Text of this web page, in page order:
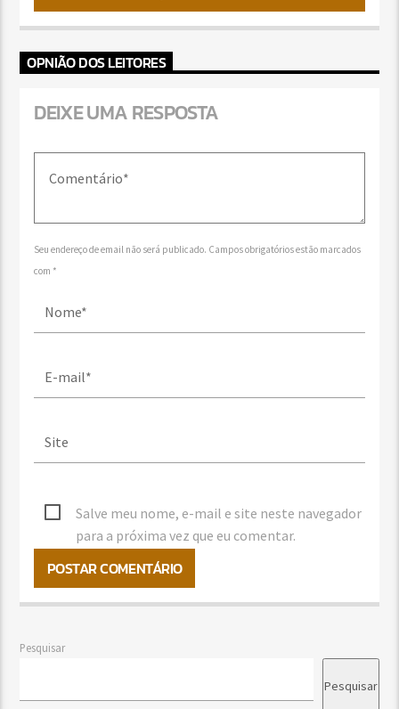
OPNIÃO DOS LEITORES
DEIXE UMA RESPOSTA
Seu endereço de email não será publicado. Campos obrigatórios estão marcados
com *
Salve meu nome, e-mail e site neste navegador
para a próxima vez que eu comentar.
Pesquisar
Pesquisar